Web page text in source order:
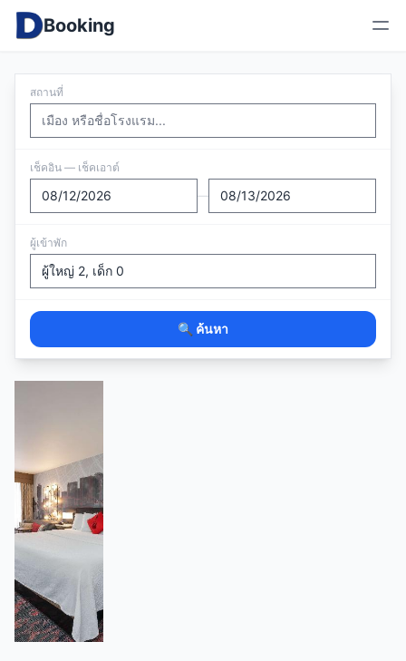
Booking
สถานที่
เช็คอิน — เช็คเอาต์
—
ผู้เข้าพัก
🔍 ค้นหา